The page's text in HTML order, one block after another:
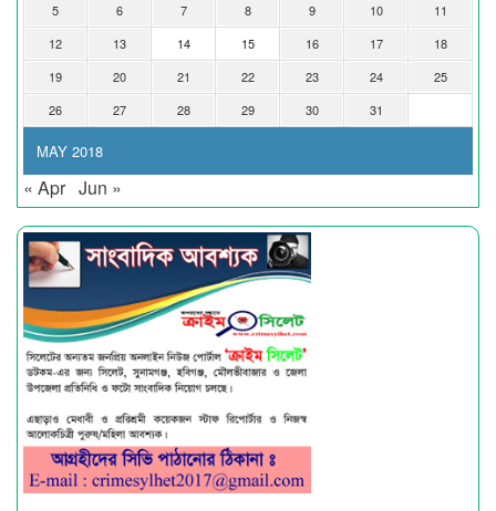
MAY 2018
5
6 7 8 9 10
11
12
13 14 15 16 17
18
19
20 21 22 23 24
25
26
27 28 29 30 31
« Apr Jun »